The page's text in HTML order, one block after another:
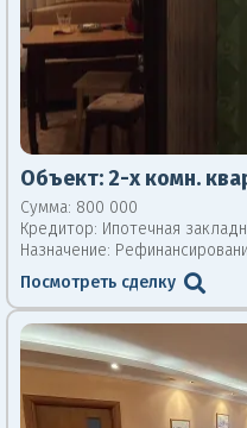
Объект: 2-х комн.
Сумма: 800 000
Кредитор: Ипотечная
Назначение:
Посмотреть сделку